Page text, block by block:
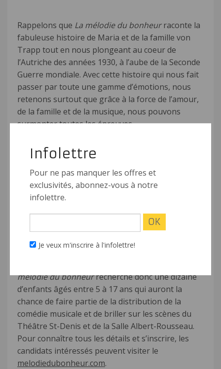
Rappelons que La mélodie du bonheurraconte la
fabuleuse histoire de Maria et de la famille von
Trapp tout en nous plongeant au coeur de
l’Autriche des années 1930, à l’aube de la Seconde
Guerre mondiale. Avec cette histoire qui nous fait
passer par toute une gamme d’émotions, nous
retenons surtout que grâce à la force de l’amour,
de la famille et de la musique, nous pouvons
surmonter toutes les épreuves.
Auditions à venir
Les rôles pour cette comédie musicale ne sont pas
encore distribués et les auditions auront lieu dans
les prochaines semaines. Pour tous les rôles des
enfants, les auditions seront publiques et se
tiendront en mars et en avril à Montréal, à
Québec et dans d’autres villes qui seront
mélodie du bonheurrecherche donc une dizaine
d’enfants âgés entre 5 à 17 ans qui auront la
chance de faire partie de la distribution de la
comédie musicale et de briller sur les scènes du
Théâtre St-Denis et de la Salle Albert-Rousseau.
Pour connaître tous les détails et s’inscrire, les
candidats intéressés peuventvisiter le
melodiedubonheur.com.
Infolettre
Pour ne pas manquer les offres et
exclusivités, abonnez-vous à notre
infolettre.
Je veux m'inscrire à l'infolettre!